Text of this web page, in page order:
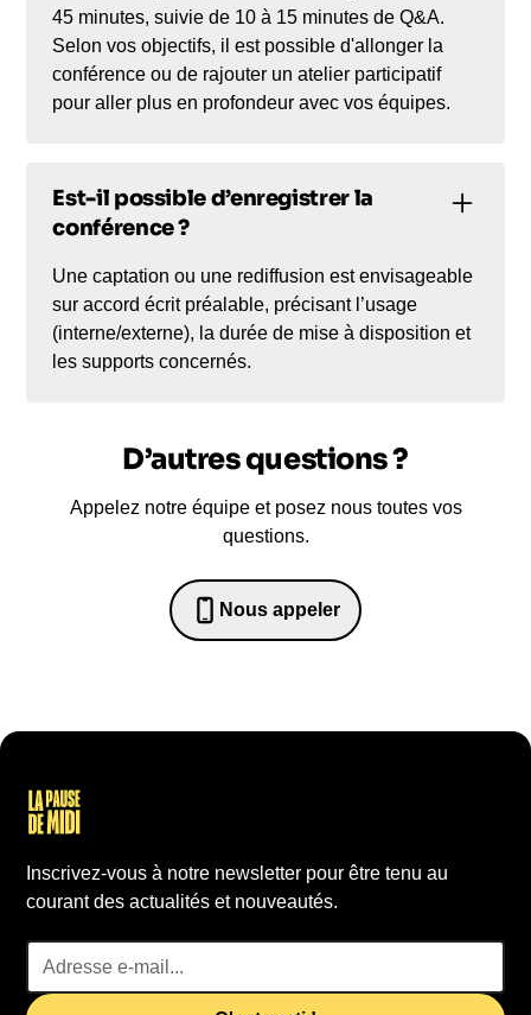
45 minutes, suivie de 10 à 15 minutes de Q&A.
Selon vos objectifs, il est possible d'allonger la
conférence ou de rajouter un atelier participatif
pour aller plus en profondeur avec vos équipes.
Est-il possible d’enregistrer la
conférence ?
Une captation ou une rediffusion est envisageable
sur accord écrit préalable, précisant l’usage
(interne/externe), la durée de mise à disposition et
les supports concernés.
D’autres questions ?
Appelez notre équipe et posez nous toutes vos
questions.
Nous appeler
0652698481
Inscrivez-vous à notre newsletter pour être tenu au
courant des actualités et nouveautés.